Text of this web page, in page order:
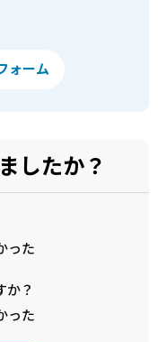
ォーム
したか？
った
か？
った